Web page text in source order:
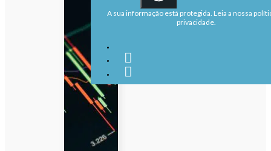
A sua informação está protegida. Leia a nossa
privacidade.